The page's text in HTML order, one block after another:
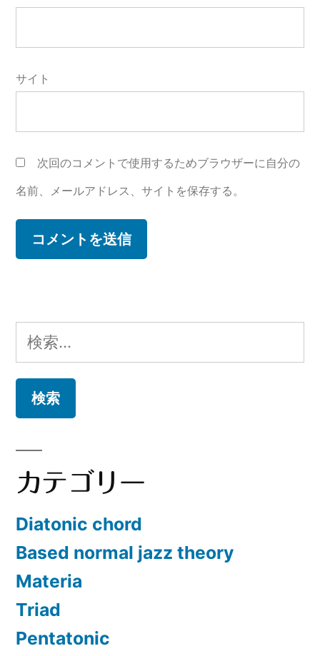
サイト
次回のコメントで使用するためブラウザーに自分の
名前、メールアドレス、サイトを保存する。
検
索:
カテゴリー
Diatonic chord
Based normal jazz theory
Materia
Triad
Pentatonic